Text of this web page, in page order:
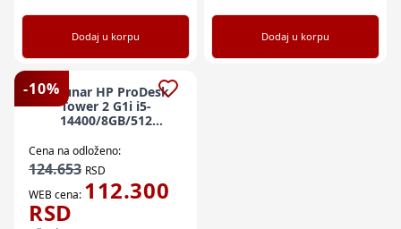
Dodaj u korpu Dodaj u korpu
-10%
Računar HP ProDesk
Tower 2 G1i i5-
14400/8GB/512
Cena na odloženo:
124.653 RSD
WEB cena: 112.300
RSD